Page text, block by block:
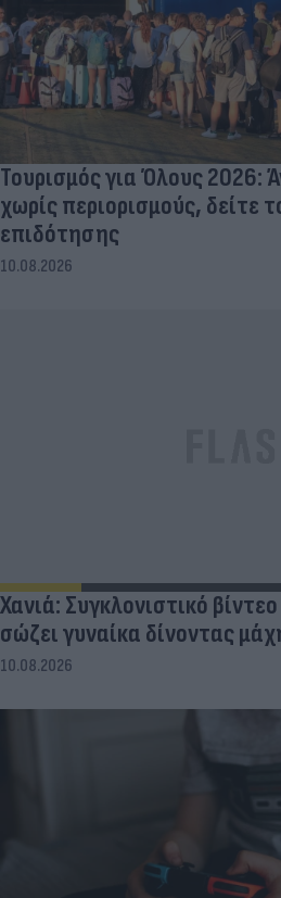
Τουρισμός για Όλους 2026:
χωρίς περιορισμούς, δείτε
επιδότησης
10.08.2026
Χανιά: Συγκλονιστικό
σώζει γυναίκα δίνοντας
10.08.2026